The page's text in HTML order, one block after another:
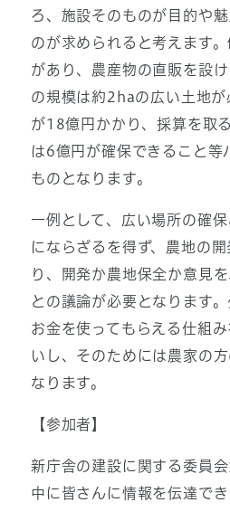
ろ、施設そのものが目的や
のが求められると考えます
があり、農産物の直販を設
の規模は約2haの広い土地
が18億円かかり、採算を取
は6億円が確保できること等
ものとなります。
一例として、広い場所の確
にならざるを得ず、農地の
り、開発か農地保全か意見
との議論が必要となります
お金を使ってもらえる仕組
いし、そのためには農家の
なります。
【参加者】
新庁舎の建設に関する委員
中に皆さんに情報を伝達で